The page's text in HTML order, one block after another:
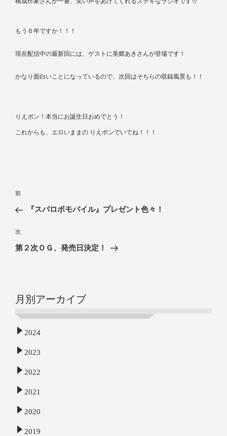
もう６年ですか！！！
現在配信中の最新回には、ゲストに美郷あきさんが登場です！
かなり面白いことになっているので、次回はそちらの収録風景も！！
りえポン！本当にお誕生日おめでとう！
これからも、エロいままの りえポンでいてね！！！
前
『スパロボモバイル』プレゼント色々！
次
第２次ＯＧ、発売日決定！
月別アーカイブ
2024
2023
2022
2021
2020
2019